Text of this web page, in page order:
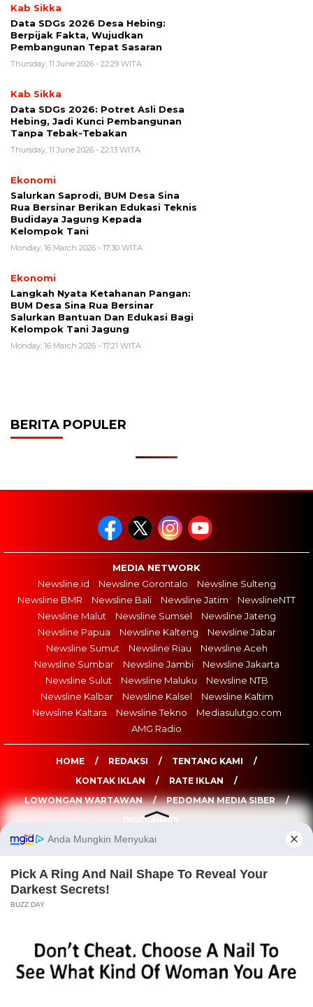
Kab Sikka
Data SDGs 2026 Desa Hebing:
Berpijak Fakta, Wujudkan
Pembangunan Tepat Sasaran
Thursday, 11 June 2026 - 22:29 WITA
Kab Sikka
Data SDGs 2026: Potret Asli Desa
Hebing, Jadi Kunci Pembangunan
Tanpa Tebak-Tebakan
Thursday, 11 June 2026 - 22:13 WITA
Ekonomi
Salurkan Saprodi, BUM Desa Sina
Rua Bersinar Berikan Edukasi Teknis
Budidaya Jagung Kepada
Kelompok Tani
Monday, 16 March 2026 - 17:30 WITA
Ekonomi
Langkah Nyata Ketahanan Pangan:
BUM Desa Sina Rua Bersinar
Salurkan Bantuan Dan Edukasi Bagi
Kelompok Tani Jagung
Monday, 16 March 2026 - 17:21 WITA
BERITA POPULER
MEDIA NETWORK
Newsline.id
Newsline Gorontalo
Newsline Sulteng
Newsline BMR
Newsline Bali Newsline Jatim
NewslineNTT
Newsline Malut
Newsline Sumsel
Newsline Jateng
Newsline Papua
Newsline Kalteng
Newsline Jabar
Newsline Sumut
Newsline Riau
Newsline Aceh
Newsline Sumbar
Newsline Jambi
Newsline Jakarta
Newsline Sulut
Newsline Maluku
Newsline NTB
Newsline Kalbar
Newsline Kalsel
Newsline Kaltim
Newsline Kaltara
Newsline Tekno
Mediasulutgo.com
AMG Radio
HOME REDAKSI
TENTANG KAMI
KONTAK IKLAN
RATE IKLAN
LOWONGAN WARTAWAN
PEDOMAN MEDIA SIBER
DISCLAIMER